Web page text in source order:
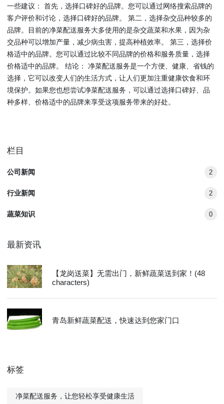
一些建议： 首先，选择口碑好的品牌。您可以通过网络搜索品牌的
客户评价和讨论，选择口碑好的品牌。 第二，选择杂交品种较多的
品牌。目前的净菜配送服务大多使用的是杂交蔬菜和水果，因为杂
交品种可以增加产量，减少病虫害，提高种植效率。 第三，选择价
格适中的品牌。您可以通过比较不同品牌的价格和服务质量，选择
价格适中的品牌。 结论： 净菜配送服务是一个方便、健康、省钱的
选择，它可以改变人们的生活方式，让人们更加注重健康饮食和环
境保护。如果您也想尝试净菜配送服务，可以通过选择口碑好、品
种多样、价格适中的品牌来享受这项服务带来的好处。
栏目
公司新闻 2
行业新闻 2
蔬菜知识 0
最新资讯
【龙岗送菜】无需出门，新鲜蔬菜送到家！(48
characters)
青岛新鲜蔬菜配送，快速达到您家门口
标签
净菜配送服务，让您轻松享受健康生活